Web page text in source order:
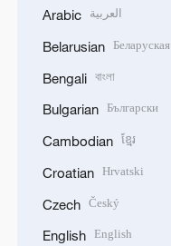
Arabic العربية
Belarusian Беларуская
Bengali বাংলা
Bulgarian Български
Cambodian ខ្មែរ
Croatian Hrvatski
Czech Český
English English